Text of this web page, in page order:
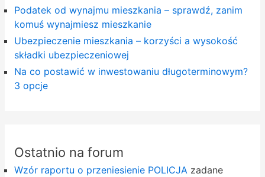
Podatek od wynajmu mieszkania – sprawdź, zanim
komuś wynajmiesz mieszkanie
Ubezpieczenie mieszkania – korzyści a wysokość
składki ubezpieczeniowej
Na co postawić w inwestowaniu długoterminowym?
3 opcje
Ostatnio na forum
Wzór raportu o przeniesienie POLICJAzadane